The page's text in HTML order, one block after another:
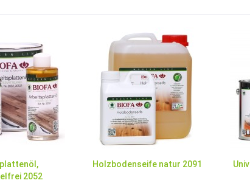
2052
Holzbodenseife natur 2091